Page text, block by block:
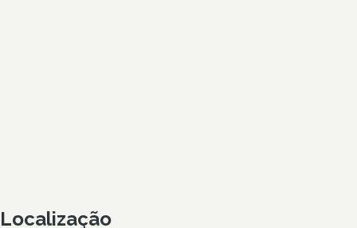
Localização